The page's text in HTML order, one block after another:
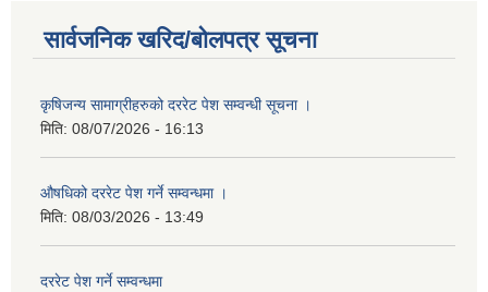
सार्वजनिक खरिद/बोलपत्र सूचना
कृषिजन्य सामाग्रीहरुको दररेट पेश सम्वन्धी सूचना ।
मिति: 08/07/2026 - 16:13
औषधिको दररेट पेश गर्ने सम्वन्धमा ।
मिति: 08/03/2026 - 13:49
दररेट पेश गर्ने सम्वन्धमा